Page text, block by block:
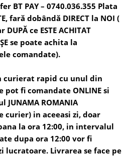
BT PAY – 0740.036.355 Plata
fară dobândă DIRECT la NOI (
DUPĂ ce ESTE ACHITAT
se poate achita la
comandate).
curierat rapid cu unul din
pot fi comandate ONLINE si
JUNAMA ROMANIA
curier) in aceeasi zi, doar
la ora 12:00, in intervalul
dupa ora 12:00 vor fi
lucratoare. Livrarea se face pe